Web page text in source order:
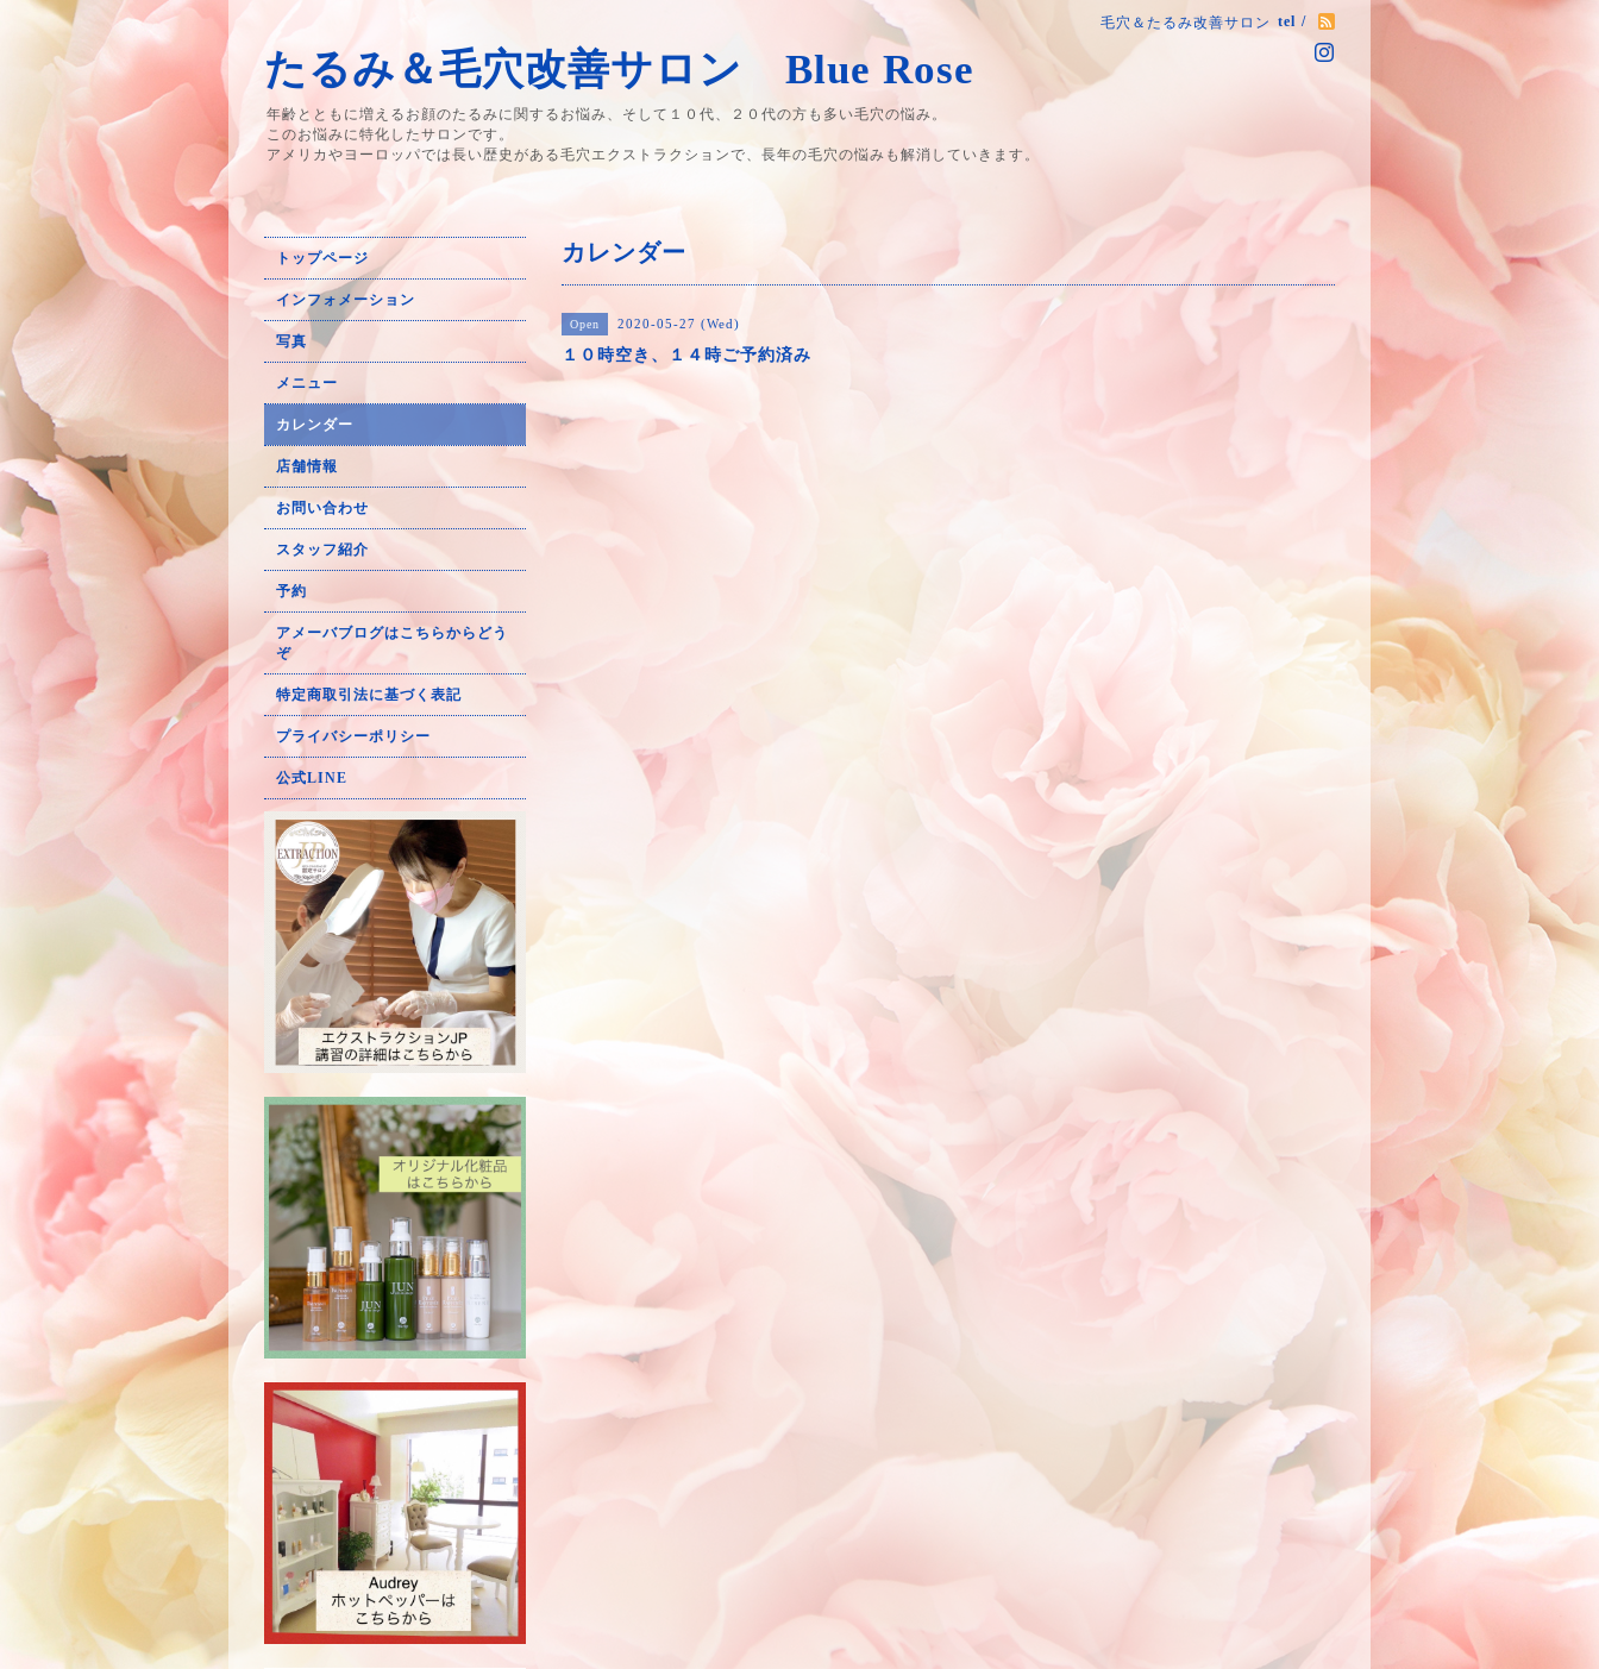
毛穴＆たるみ改善サロン tel /
たるみ＆毛穴改善サロン Blue Rose
年齢とともに増えるお顔のたるみに関するお悩み、そして１０代、２０代の方も多い毛穴の悩み。
このお悩みに特化したサロンです。
アメリカやヨーロッパでは長い歴史がある毛穴エクストラクションで、長年の毛穴の悩みも解消していきます。
カレンダー
Open 2020-05-27 (Wed)
１０時空き、１４時ご予約済み
トップページ
インフォメーション
写真
メニュー
カレンダー
店舗情報
お問い合わせ
スタッフ紹介
予約
アメーバブログはこちらからどう
ぞ
特定商取引法に基づく表記
プライバシーポリシー
公式LINE